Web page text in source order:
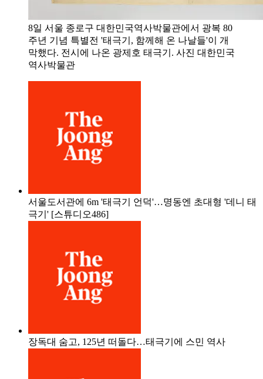
8일 서울 종로구 대한민국역사박물관에서 광복 80
주년 기념 특별전 '태극기, 함께해 온 나날들'이 개
막했다. 전시에 나온 광제호 태극기. 사진 대한민국
역사박물관
서울도서관에 6m '태극기 언덕'…명동엔 초대형 '데니 태
극기' [스튜디오486]
장독대 숨고, 125년 떠돌다…태극기에 스민 역사